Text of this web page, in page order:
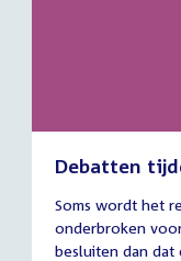
Debatten
juli
2026
Soms wordt het
onderbroken
besluiten dan dat